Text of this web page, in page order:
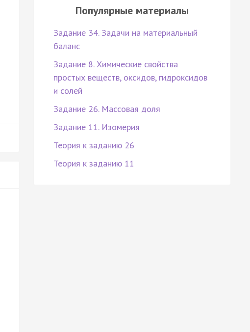
Популярные материалы
Задание 34. Задачи на материальный
баланс
Задание 8. Химические свойства
простых веществ, оксидов, гидроксидов
и солей
Задание 26. Массовая доля
Задание 11. Изомерия
Теория к заданию 26
Теория к заданию 11